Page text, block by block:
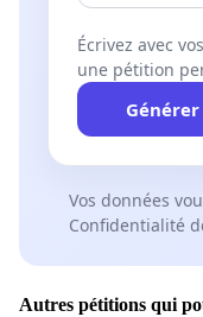
Écrivez avec
une pétition
Vos données
Confidentialité
Autres pétitions qui